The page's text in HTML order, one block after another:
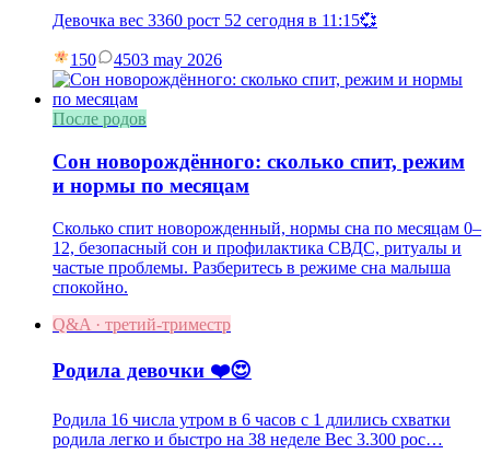
Девочка вес 3360 рост 52 сегодня в 11:15💞
150 4503 may 2026
После родов
Сон новорождённого: сколько спит, режим
и нормы по месяцам
Сколько спит новорожденный, нормы сна по месяцам 0–
12, безопасный сон и профилактика СВДС, ритуалы и
частые проблемы. Разберитесь в режиме сна малыша
спокойно.
Q&A · третий-триместр
Родила девочки ❤️😍
Родила 16 числа утром в 6 часов с 1 длились схватки
родила легко и быстро на 38 неделе Вес 3.300 рос…